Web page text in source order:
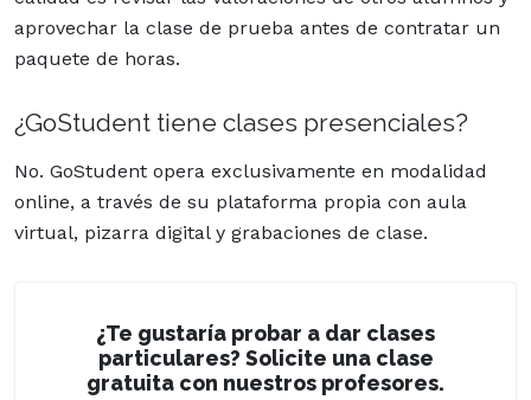
aprovechar la clase de prueba antes de contratar un
paquete de horas.
¿GoStudent tiene clases presenciales?
No. GoStudent opera exclusivamente en modalidad
online, a través de su plataforma propia con aula
virtual, pizarra digital y grabaciones de clase.
¿Te gustaría probar a dar clases
particulares? Solicite una clase
gratuita con nuestros profesores.